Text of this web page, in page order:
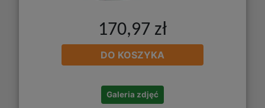
170,97 zł
DO KOSZYKA
Galeria zdjęć